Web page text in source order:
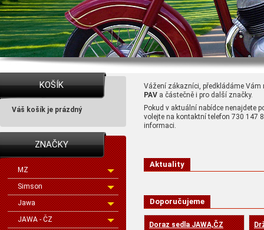
KOŠÍK
Váš košík je prázdný
ZNAČKY
MZ
Simson
Jawa
JAWA - ČZ
Vážení zákazníci, předkládáme Vám
PAV a částečně i pro další značky.
Pokud v aktuální nabídce nenajdete
volejte na kontaktní telefon 730 147
informaci.
Aktuality
Doporučujeme
Doraz sedla JAWA,ČZ